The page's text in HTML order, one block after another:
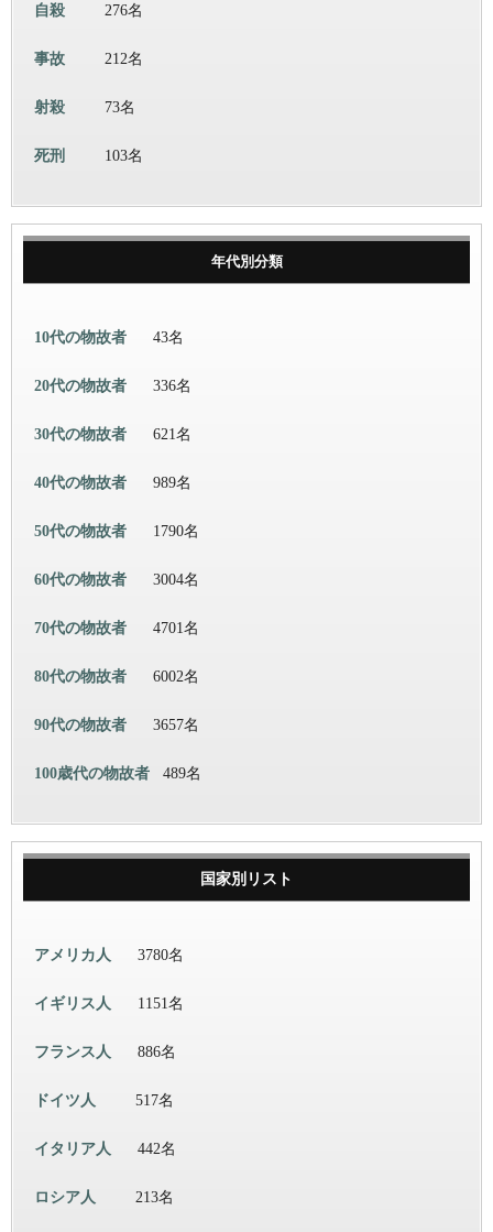
自殺 276名
事故 212名
射殺 73名
死刑 103名
年代別分類
10代の物故者 43名
20代の物故者 336名
30代の物故者 621名
40代の物故者 989名
50代の物故者 1790名
60代の物故者 3004名
70代の物故者 4701名
80代の物故者 6002名
90代の物故者 3657名
100歳代の物故者 489名
国家別リスト
アメリカ人 3780名
イギリス人 1151名
フランス人 886名
ドイツ人 517名
イタリア人 442名
ロシア人 213名